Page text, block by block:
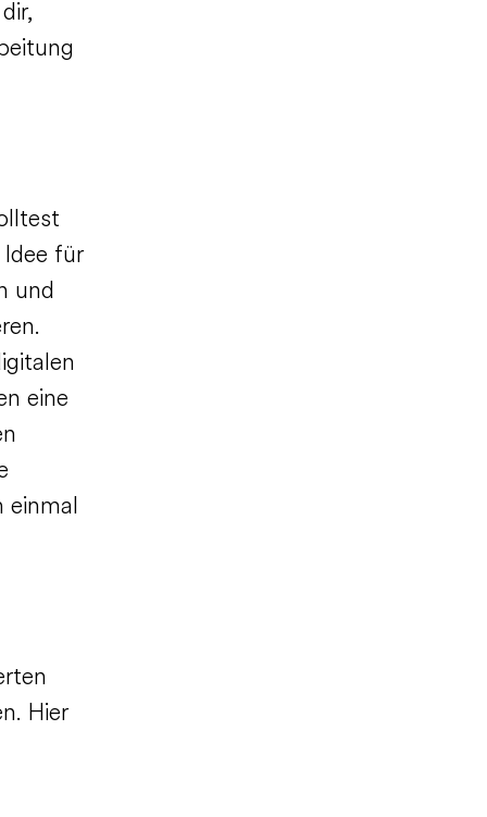
für
und
eine
einmal
Hier